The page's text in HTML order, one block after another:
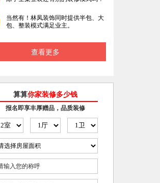
当然有！林凤装饰同时提供半包、大
包、整装模式满足业主。
查看更多
算算你家装修多少钱
报名即享丰厚赠品，品质装修